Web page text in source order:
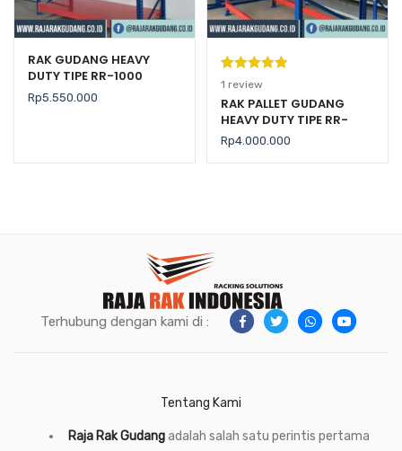
RAK GUDANG HEAVY
DUTY TIPE RR-1000
Rp5.550.000
Peringkat
5.00dari 5
berdasarka
n
1
penilaian
1 review
RAK PALLET GUDANG
HEAVY DUTY TIPE RR-
2000 KAPASITAS 2 TON /
LEVEL
Rp4.000.000
Terhubung dengan kami di :
Tentang Kami
Raja Rak Gudangadalah salah satu perintis pertama